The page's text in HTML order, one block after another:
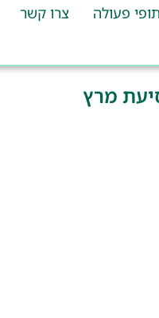
פעולה צרו קשר